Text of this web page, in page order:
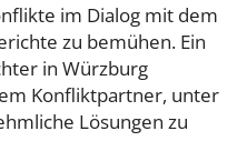
im Dialog mit dem
zu bemühen. Ein
in Würzburg
Konfliktpartner, unter
Lösungen zu